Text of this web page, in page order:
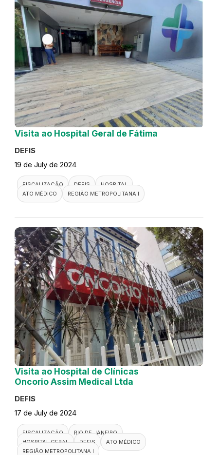
Visita ao Hospital Geral de Fátima
DEFIS
19 de July de 2024
FISCALIZAÇÃO DEFIS
HOSPITAL
ATO MÉDICO
REGIÃO METROPOLITANA I
Visita ao Hospital de Clínicas
Oncorio Assim Medical Ltda
DEFIS
17 de July de 2024
FISCALIZAÇÃO
RIO DE JANEIRO
HOSPITAL GERAL
DEFIS
ATO MÉDICO
REGIÃO METROPOLITANA I